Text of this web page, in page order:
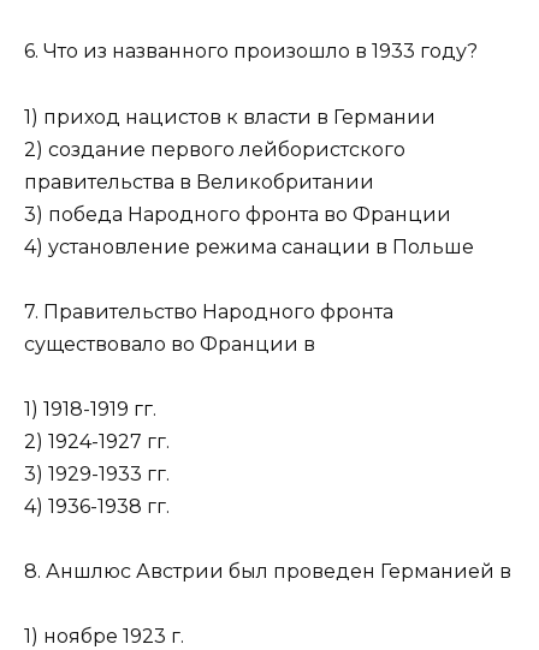
6. Что из названного произошло в 1933 году?
1) приход нацистов к власти в Германии
2) создание первого лейбористского
правительства в Вели­кобритании
3) победа Народного фронта во Франции
4) установление режима санации в Польше
7. Правительство Народного фронта
существовало во Франции в
1) 1918-1919 гг.
2) 1924-1927 гг.
3) 1929-1933 гг.
4) 1936-1938 гг.
8. Аншлюс Австрии был проведен Германией в
1) ноябре 1923 г.